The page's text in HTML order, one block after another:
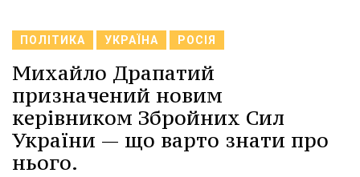
ПОЛІТИКА УКРАЇНА РОСІЯ
Михайло Драпатий
призначений новим
керівником Збройних Сил
України — що варто знати про
нього.